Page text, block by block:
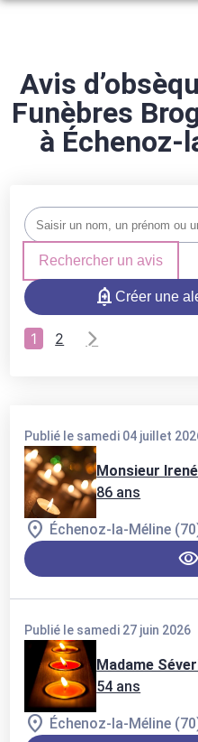
ORGANISER DES OBSÈQUES
PRÉVOIR SES OBSÈQUES
SERVICES AUX FAMILLES
NOS AGENCES
AMANCE
PORT-SUR-SAÔNE
COMBEAUFONTAINE
ÉCHENOZ-LA-MÉLINE
NOS CHAMBRES FUNERAIRES
PORT-SUR-SAÔNE
ÉCHENOZ-LA-MÉLINE
Avis
Funèbres
à Échenoz-
Rechercher un avis
Créer une
1 2
Publié le samedi 04 juillet
Monsieur
86 ans
Échenoz-la-Méline
Publié le samedi 27 juin 2026
Madame
54 ans
Échenoz-la-Méline